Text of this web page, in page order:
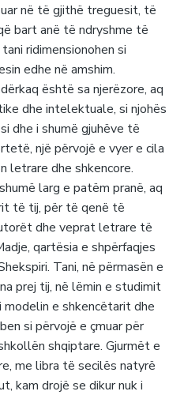
në të gjithë treguesit, të
bart anë të ndryshme të
ridimensionohen si
edhe në amshim.
është sa njerëzore, aq
dhe intelektuale, si njohës
dhe i shumë gjuhëve të
një përvojë e vyer e cila
letrare dhe shkencore.
larg e patëm pranë, aq
të tij, për të qenë të
dhe veprat letrare të
qartësia e shpërfaqjes
Tani, në përmasën e
prej tij, në lëmin e studimit
e shkencëtarit dhe
si përvojë e çmuar për
shqiptare. Gjurmët e
me libra të secilës natyrë
kam drojë se dikur nuk i